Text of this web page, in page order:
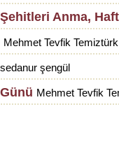
Anma,
Mehmet Tevfik Temiztürk
sedanur şengül
Mehmet Tevfik